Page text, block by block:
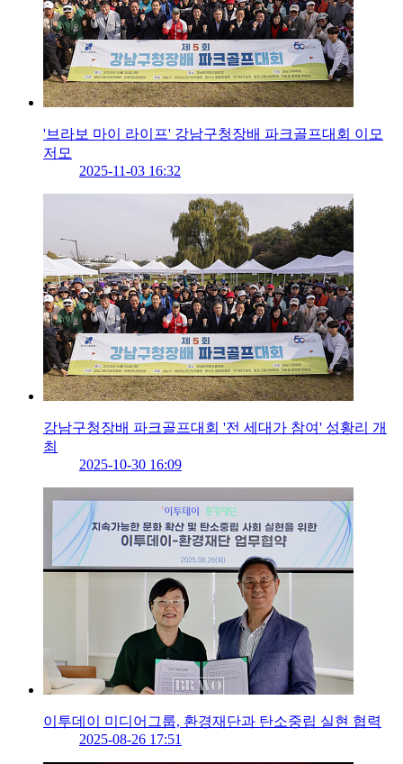
'브라보 마이 라이프' 강남구청장배 파크골프대회 이모
저모
2025-11-03 16:32
강남구청장배 파크골프대회 '전 세대가 참여' 성황리 개
최
2025-10-30 16:09
이투데이 미디어그룹, 환경재단과 탄소중립 실현 협력
2025-08-26 17:51